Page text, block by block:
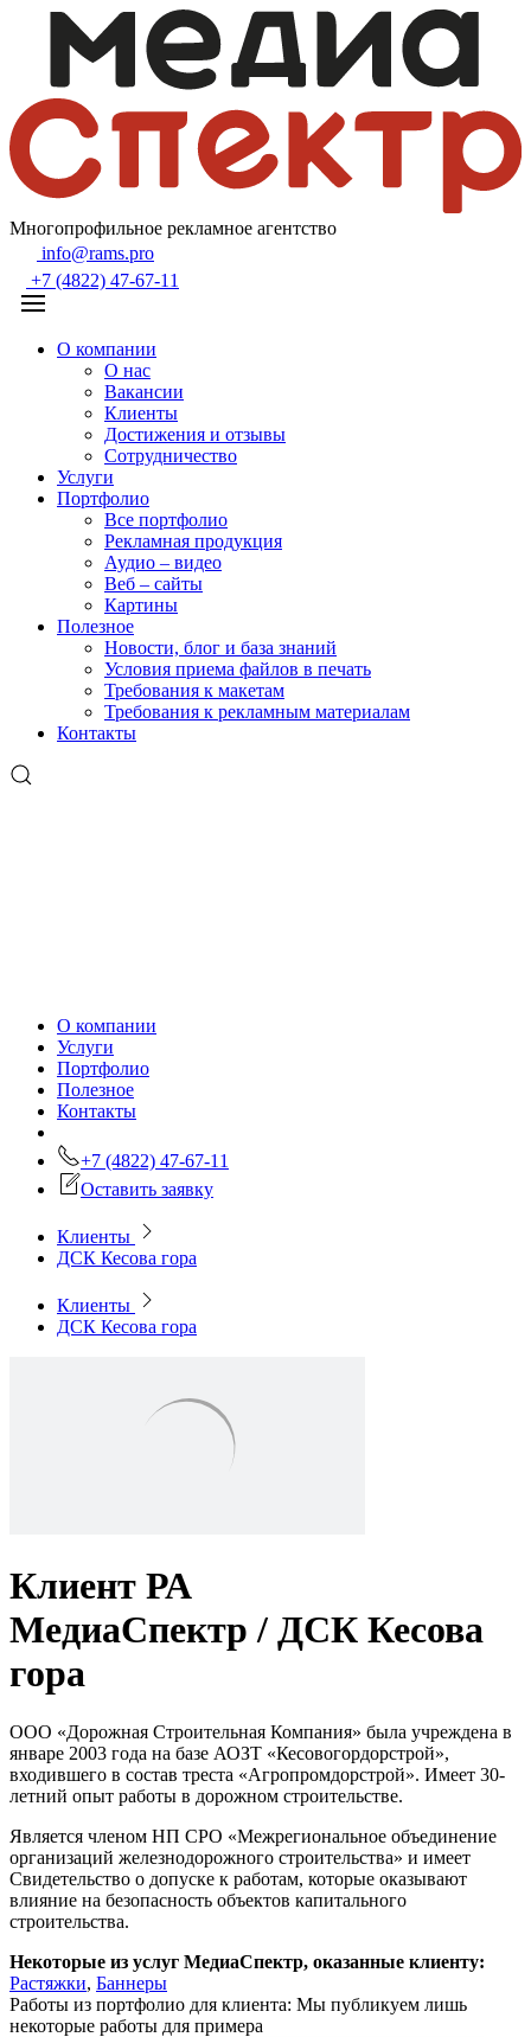
Многопрофильное рекламное агентство
info@rams.pro
+7 (4822) 47-67-11
О компании
О нас
Вакансии
Клиенты
Достижения и отзывы
Сотрудничество
Услуги
Портфолио
Все портфолио
Рекламная продукция
Аудио – видео
Веб – сайты
Картины
Полезное
Новости, блог и база знаний
Условия приема файлов в печать
Требования к макетам
Требования к рекламным материалам
Контакты
О компании
Услуги
Портфолио
Полезное
Контакты
+7 (4822) 47-67-11
Оставить заявку
Клиенты
ДСК Кесова гора
Клиенты
ДСК Кесова гора
Клиент РА
МедиаСпектр / ДСК Кесова
гора
ООО «Дорожная Строительная Компания» была учреждена в
январе 2003 года на базе АОЗТ «Кесовогордорстрой»,
входившего в состав треста «Агропромдорстрой». Имеет 30-
летний опыт работы в дорожном строительстве.
Является членом НП СРО «Межрегиональное объединение
организаций железнодорожного строительства» и имеет
Свидетельство о допуске к работам, которые оказывают
влияние на безопасность объектов капитального
строительства.
Некоторые из услуг МедиаСпектр, оказанные клиенту:
Растяжки, Баннеры
Работы из портфолио для клиента: Мы публикуем лишь
некоторые работы для примера